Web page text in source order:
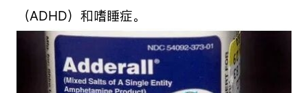
（ADHD）和嗜睡症。